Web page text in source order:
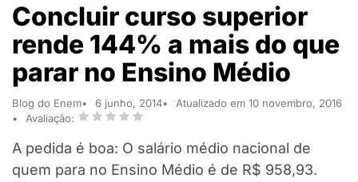
Concluir curso superior
rende 144% a mais do que
parar no Ensino Médio
Blog do Enem 6 junho, 2014
Atualizado em 10 novembro, 2016
Avaliação:
A pedida é boa: O salário médio nacional de
quem para no Ensino Médio é de R$ 958,93.